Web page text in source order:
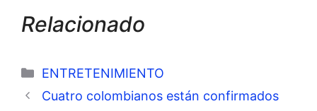
Relacionado
Categorías
ENTRETENIMIENTO
Cuatro colombianos están confirmados